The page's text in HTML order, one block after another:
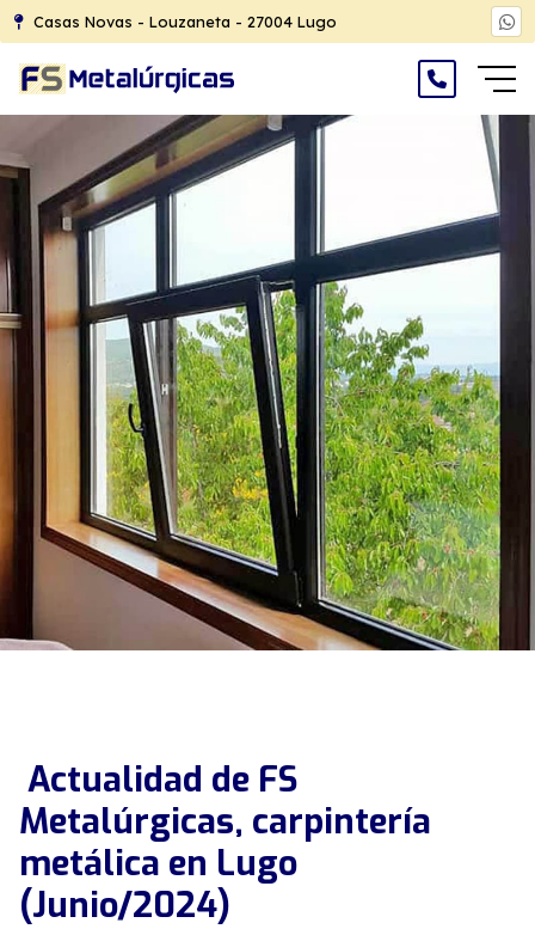
Casas Novas - Louzaneta - 27004 Lugo
Actualidad de FS
Metalúrgicas, carpintería
metálica en Lugo
(Junio/2024)